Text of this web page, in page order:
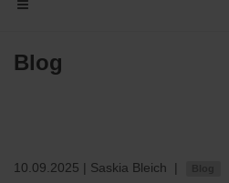
Blog
10.09.2025 | Saskia Bleich |